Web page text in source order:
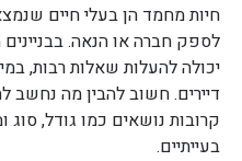
חיות מחמד הן בעלי חיים
לספק חברה או הנאה.
יכולה להעלות שאלות רבות,
דיירים. חשוב להבין מה נחשב
קרובות נושאים כמו גודל, סוג
בעייתיים.